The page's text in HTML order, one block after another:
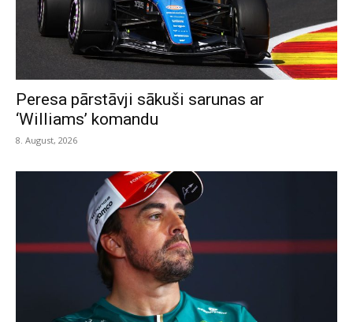
Peresa pārstāvji sākuši sarunas ar
‘Williams’ komandu
8. August, 2026